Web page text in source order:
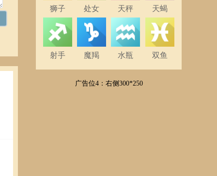
狮子 处女 天秤 天蝎
射手 魔羯 水瓶 双鱼
广告位4：右侧300*250